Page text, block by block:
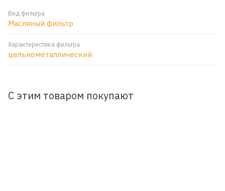
Вид фильтра
Масляный фильтр
Характеристика фильтра
цельнометаллический
С этим товаром покупают